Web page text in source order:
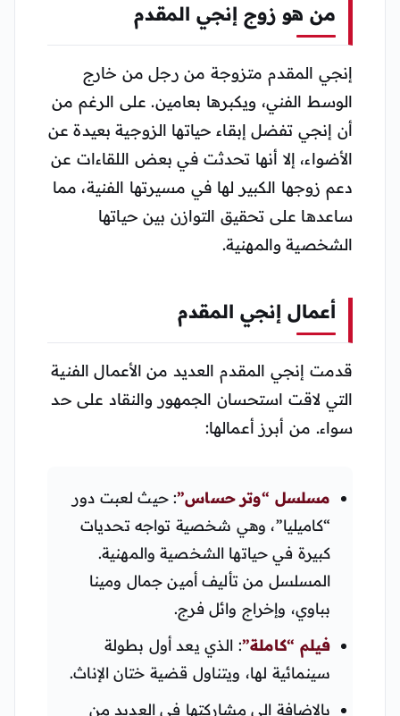
من هو زوج إنجي المقدم
إنجي المقدم متزوجة من رجل من خارج
الوسط الفني، ويكبرها بعامين. على الرغم من
أن إنجي تفضل إبقاء حياتها الزوجية بعيدة عن
الأضواء، إلا أنها تحدثت في بعض اللقاءات عن
دعم زوجها الكبير لها في مسيرتها الفنية، مما
ساعدها على تحقيق التوازن بين حياتها
الشخصية والمهنية.
أعمال إنجي المقدم
قدمت إنجي المقدم العديد من الأعمال الفنية
التي لاقت استحسان الجمهور والنقاد على حد
سواء. من أبرز أعمالها:
مسلسل “وتر حساس”: حيث لعبت دور
“كاميليا”، وهي شخصية تواجه تحديات
كبيرة في حياتها الشخصية والمهنية.
المسلسل من تأليف أمين جمال ومينا
بباوي، وإخراج وائل فرج.
فيلم “كاملة”: الذي يعد أول بطولة
سينمائية لها، ويتناول قضية ختان الإناث.
بالإضافة إلى مشاركتها في العديد من